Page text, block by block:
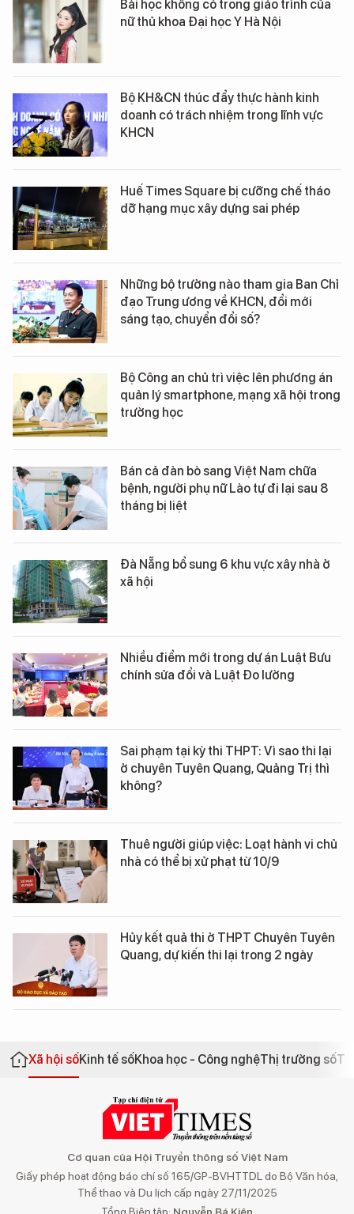
Bài học không có trong giáo trình của
nữ thủ khoa Đại học Y Hà Nội
Bộ KH&CN thúc đẩy thực hành kinh
doanh có trách nhiệm trong lĩnh vực
KHCN
Huế Times Square bị cưỡng chế tháo
dỡ hạng mục xây dựng sai phép
Những bộ trưởng nào tham gia Ban Chỉ
đạo Trung ương về KHCN, đổi mới
sáng tạo, chuyển đổi số?
Bộ Công an chủ trì việc lên phương án
quản lý smartphone, mạng xã hội trong
trường học
Bán cả đàn bò sang Việt Nam chữa
bệnh, người phụ nữ Lào tự đi lại sau 8
tháng bị liệt
Đà Nẵng bổ sung 6 khu vực xây nhà ở
xã hội
Nhiều điểm mới trong dự án Luật Bưu
chính sửa đổi và Luật Đo lường
Sai phạm tại kỳ thi THPT: Vì sao thi lại
ở chuyên Tuyên Quang, Quảng Trị thì
không?
Thuê người giúp việc: Loạt hành vi chủ
nhà có thể bị xử phạt từ 10/9
Hủy kết quả thi ở THPT Chuyên Tuyên
Quang, dự kiến thi lại trong 2 ngày
Xã hội sốKinh tế sốKhoa học - Công nghệThị trường số
Cơ quan của Hội Truyền thông số Việt Nam
Giấy phép hoạt động báo chí số 165/GP-BVHTTDL do Bộ Văn hóa,
Thể thao và Du lịch cấp ngày 27/11/2025